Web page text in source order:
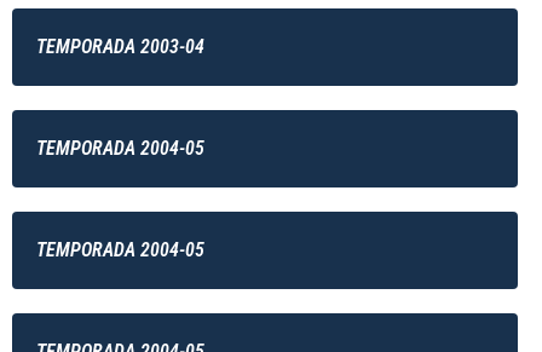
TEMPORADA 2003-04
TEMPORADA 2004-05
TEMPORADA 2004-05